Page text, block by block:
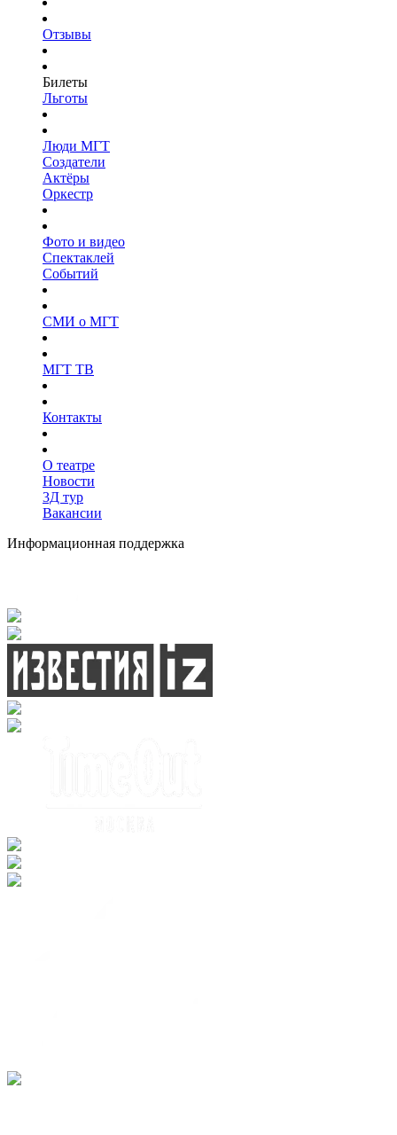
Отзывы
Билеты
Льготы
Люди МГТ
Создатели
Актёры
Оркестр
Фото и видео
Спектаклей
Событий
СМИ о МГТ
МГТ ТВ
Контакты
О театре
Новости
3Д тур
Вакансии
Информационная поддержка